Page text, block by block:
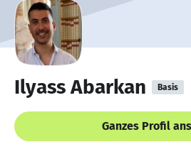
Ilyass Abarkan Basis
Ganzes Profil